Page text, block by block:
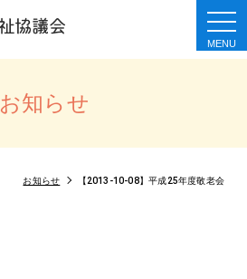
お知らせ
お知らせ 【2013-10-08】平成25年度敬老会